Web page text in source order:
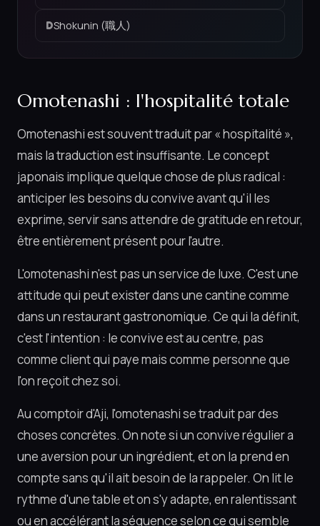
DShokunin (職人)
Omotenashi : l'hospitalité totale
Omotenashi est souvent traduit par « hospitalité »,
mais la traduction est insuffisante. Le concept
japonais implique quelque chose de plus radical :
anticiper les besoins du convive avant qu'il les
exprime, servir sans attendre de gratitude en retour,
être entièrement présent pour l'autre.
L'omotenashi n'est pas un service de luxe. C'est une
attitude qui peut exister dans une cantine comme
dans un restaurant gastronomique. Ce qui la définit,
c'est l'intention : le convive est au centre, pas
comme client qui paye mais comme personne que
l'on reçoit chez soi.
Au comptoir d'Aji, l'omotenashi se traduit par des
choses concrètes. On note si un convive régulier a
une aversion pour un ingrédient, et on la prend en
compte sans qu'il ait besoin de la rappeler. On lit le
rythme d'une table et on s'y adapte, en ralentissant
ou en accélérant la séquence selon ce qui semble